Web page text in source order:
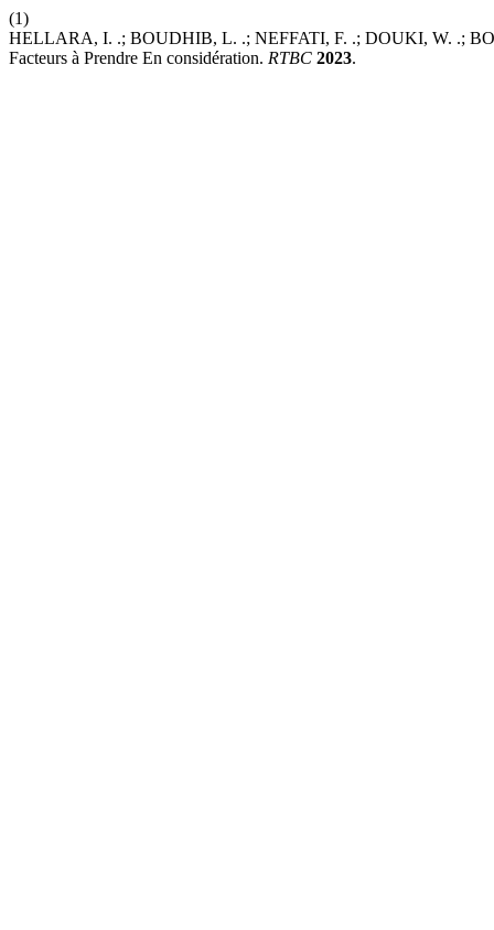
(1)
HELLARA, I. .; BOUDHIB, L. .; NEFFATI, F. .; DOUKI, W. .;
Facteurs à Prendre En considération. RTBC 2023.